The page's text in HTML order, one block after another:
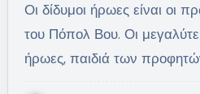
Οι δίδυμοι ήρωες είναι οι πρωταγωνιστές τμήματος
του Πόπολ Βου. Οι
ήρωες, παιδιά των